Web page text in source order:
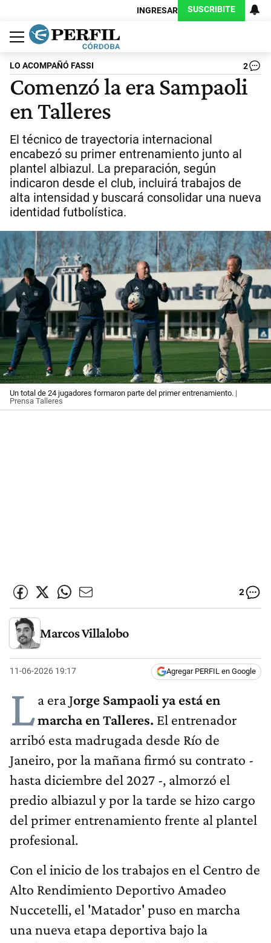
INGRESAR SUSCRIBITE
Política
Economía
Judiciales
Sociedad
Cultura
Espectáculos
Deportes
Protagonistas
LO ACOMPAÑÓ FASSI 2
Comenzó la era Sampaoli
en Talleres
El técnico de trayectoria internacional
encabezó su primer entrenamiento junto al
plantel albiazul. La preparación, según
indicaron desde el club, incluirá trabajos de
alta intensidad y buscará consolidar una nueva
identidad futbolística.
Un total de 24 jugadores formaron parte del primer entrenamiento. |
Prensa Talleres
2
Marcos Villalobo
11-06-2026 19:17 Agregar PERFIL en Google
La era Jorge Sampaoli ya está en
marcha en Talleres. El entrenador
arribó esta madrugada desde Río de
Janeiro, por la mañana firmó su contrato -
hasta diciembre del 2027 -, almorzó el
predio albiazul y por la tarde se hizo cargo
del primer entrenamiento frente al plantel
profesional.
Con el inicio de los trabajos en el Centro de
Alto Rendimiento Deportivo Amadeo
Nuccetelli, el 'Matador' puso en marcha
una nueva etapa deportiva bajo la